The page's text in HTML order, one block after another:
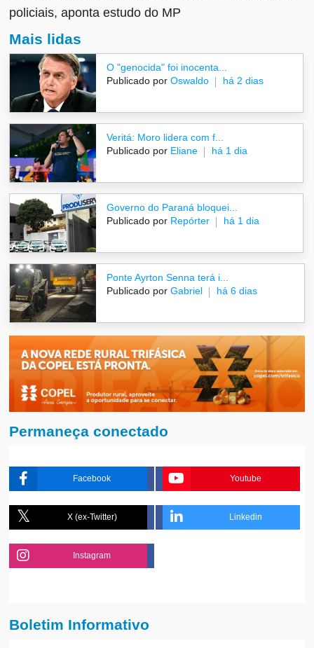
policiais, aponta estudo do MP
Mais lidas
O "genocida" foi inocenta...
Publicado por Oswaldo há 2 dias
Veritá: Moro lidera com f...
Publicado por Eliane há 1 dia
Governo do Paraná bloquei...
Publicado por Repórter há 1 dia
Ponte Ayrton Senna terá i...
Publicado por Gabriel há 6 dias
Permaneça conectado
Facebook Youtube
X (ex-Twitter) Linkedin
Instagram
Boletim Informativo